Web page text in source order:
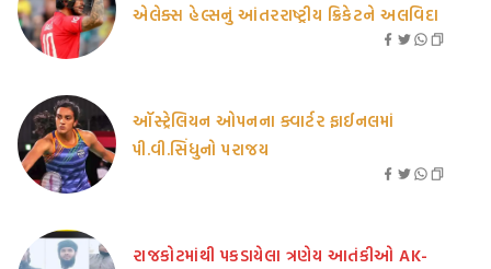
એલેક્સ હેલ્સનું આંતરરાષ્ટ્રીય ક્રિકેટને અલવિદા
ઑસ્ટ્રેલિયન ઓપનના ક્વાર્ટર ફાઈનલમાં
પી.વી.સિંધુનો પરાજય
રાજકોટમાંથી પકડાયેલા ત્રણેય આતંકીઓ AK-